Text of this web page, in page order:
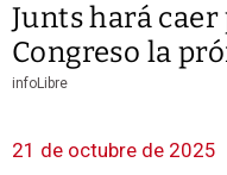
Junts hará
Congreso la
infoLibre
21 de octubre de 2025